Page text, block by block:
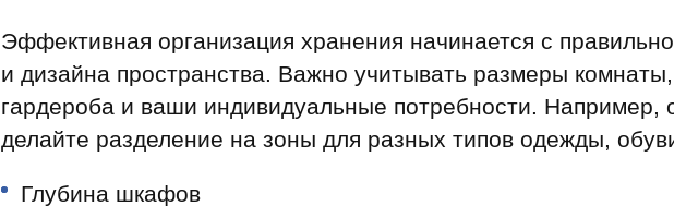
Эффективная организация хранения начинается с
и дизайна пространства. Важно учитывать размеры
гардероба и ваши индивидуальные потребности. Например,
делайте разделение на зоны для разных типов одежды,
Глубина шкафов